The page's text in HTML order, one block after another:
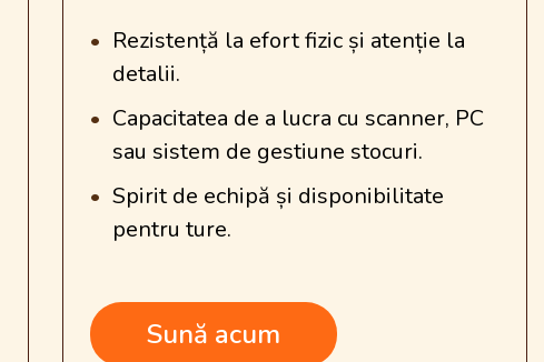
Rezistență la efort fizic și atenție la
detalii.
Capacitatea de a lucra cu scanner, PC
sau sistem de gestiune stocuri.
Spirit de echipă și disponibilitate
pentru ture.
Sună acum